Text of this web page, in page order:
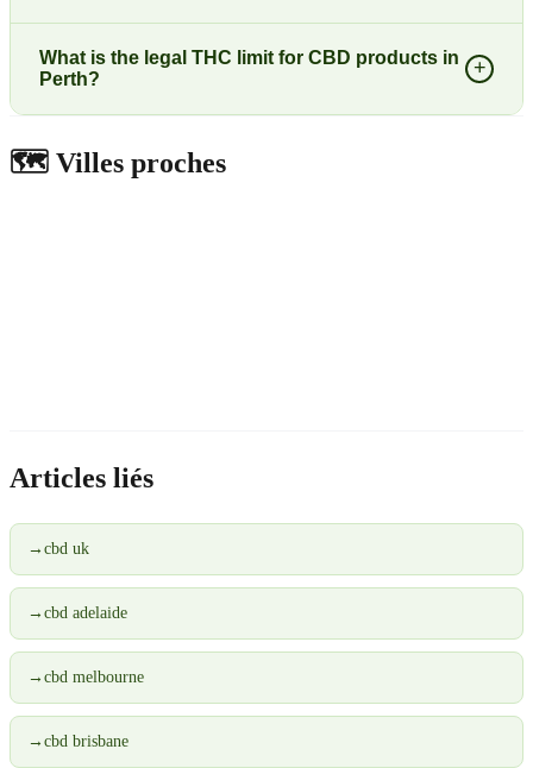
What is the legal THC limit for CBD products in
Perth?
+
🗺️ Villes proches
Articles liés
→ cbd uk
→ cbd adelaide
→ cbd melbourne
→ cbd brisbane